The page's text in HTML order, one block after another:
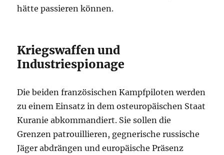
hätte passieren können.
Kriegswaffen und
Industriespionage
Die beiden französischen Kampfpiloten werden
zu einem Einsatz in dem osteuropäischen Staat
Kuranie abkommandiert. Sie sollen die
Grenzen patrouillieren, gegnerische russische
Jäger abdrängen und europäische Präsenz